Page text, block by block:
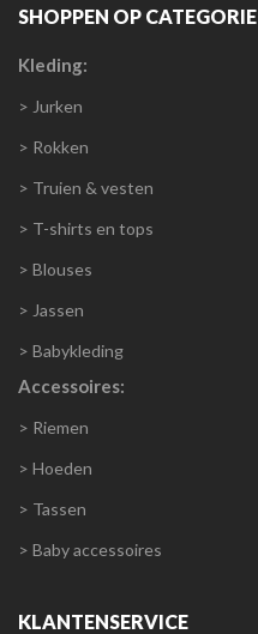
SHOPPEN OP CATEGORIE
Kleding:
> Jurken
> Rokken
> Truien & vesten
> T-shirts en tops
> Blouses
> Jassen
> Babykleding
Accessoires:
> Riemen
> Hoeden
> Tassen
> Baby accessoires
KLANTENSERVICE